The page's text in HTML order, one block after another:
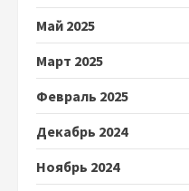
Май 2025
Март 2025
Февраль 2025
Декабрь 2024
Ноябрь 2024